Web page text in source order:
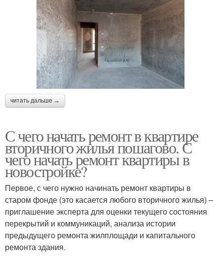
читать дальше →
С чего начать ремонт в квартире
вторичного жилья пошагово. С
чего начать ремонт квартиры в
новостройке?
Первое, с чего нужно начинать ремонт квартиры в
старом фонде (это касается любого вторичного жилья) –
приглашение эксперта для оценки текущего состояния
перекрытий и коммуникаций, анализа истории
предыдущего ремонта жилплощади и капитального
ремонта здания.